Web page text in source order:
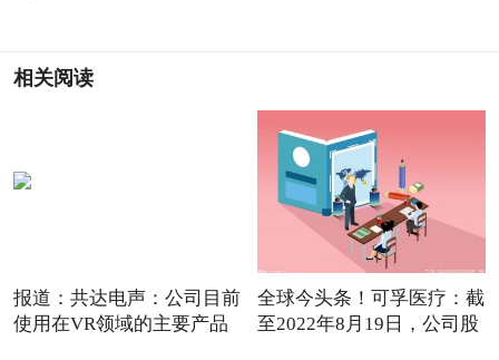
相关阅读
报道：共达电声：公司目前
使用在VR领域的主要产品
全球今头条！可孚医疗：截
至2022年8月19日，公司股